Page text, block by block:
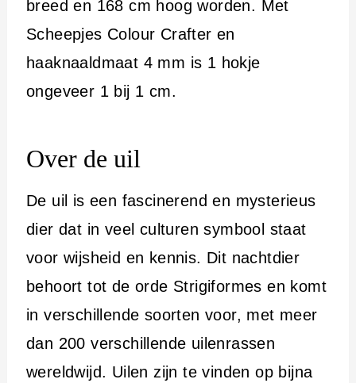
breed en 168 cm hoog worden. Met
Scheepjes Colour Crafter en
haaknaaldmaat 4 mm is 1 hokje
ongeveer 1 bij 1 cm.
Over de uil
De uil is een fascinerend en mysterieus
dier dat in veel culturen symbool staat
voor wijsheid en kennis. Dit nachtdier
behoort tot de orde Strigiformes en komt
in verschillende soorten voor, met meer
dan 200 verschillende uilenrassen
wereldwijd. Uilen zijn te vinden op bijna